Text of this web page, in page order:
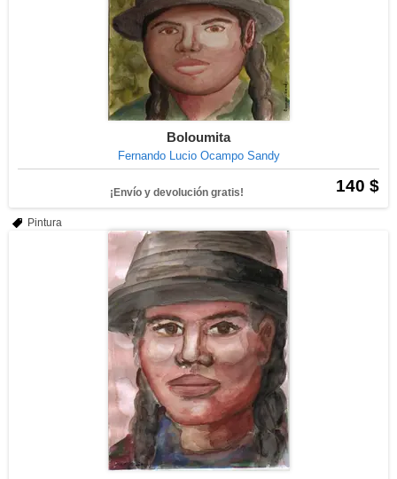
Boloumita
Fernando Lucio Ocampo Sandy
140 $
¡Envío y devolución gratis!
Pintura